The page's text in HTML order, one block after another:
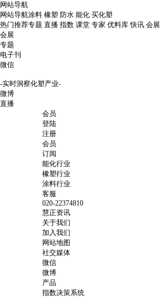
网站导航
网站导航涂料 橡塑 防水 能化 买化塑
热门推荐专题 直播 指数 课堂 专家 优料库 快讯 会展
会展
专题
电子刊
微信
-实时洞察化塑产业-
微博
直播
会员
登陆
注册
会员
订阅
能化行业
橡塑行业
涂料行业
客服
020-22374810
慧正资讯
关于我们
加入我们
网站地图
社交媒体
微信
微博
产品
指数决策系统